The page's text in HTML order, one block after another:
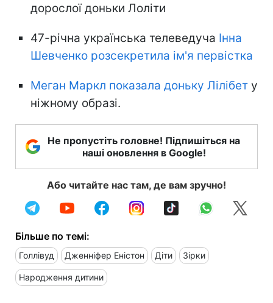
дорослої доньки Лоліти
47-річна українська телеведуча Інна
Шевченко розсекретила ім'я первістка
Меган Маркл показала доньку Лілібет у
ніжному образі.
Не пропустіть головне! Підпишіться на
наші оновлення в Google!
Або читайте нас там, де вам зручно!
Більше по темі:
Голлівуд Дженніфер Еністон Діти Зірки
Народження дитини